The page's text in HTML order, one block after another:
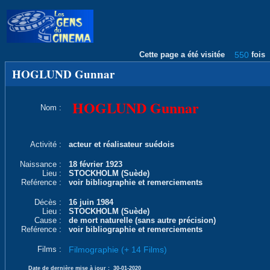
Cette page a été visitée 550 fois
HOGLUND Gunnar
Nom : HOGLUND Gunnar
Activité : acteur et réalisateur suédois
Naissance :
18 février 1923
Lieu :
STOCKHOLM (Suède)
Reférence :
voir bibliographie et remerciements
Décès :
16 juin 1984
Lieu :
STOCKHOLM (Suède)
Cause :
de mort naturelle (sans autre précision)
Reférence :
voir bibliographie et remerciements
Films : Filmographie (+ 14 Films)
Date de dernière mise à jour : 30-01-2020